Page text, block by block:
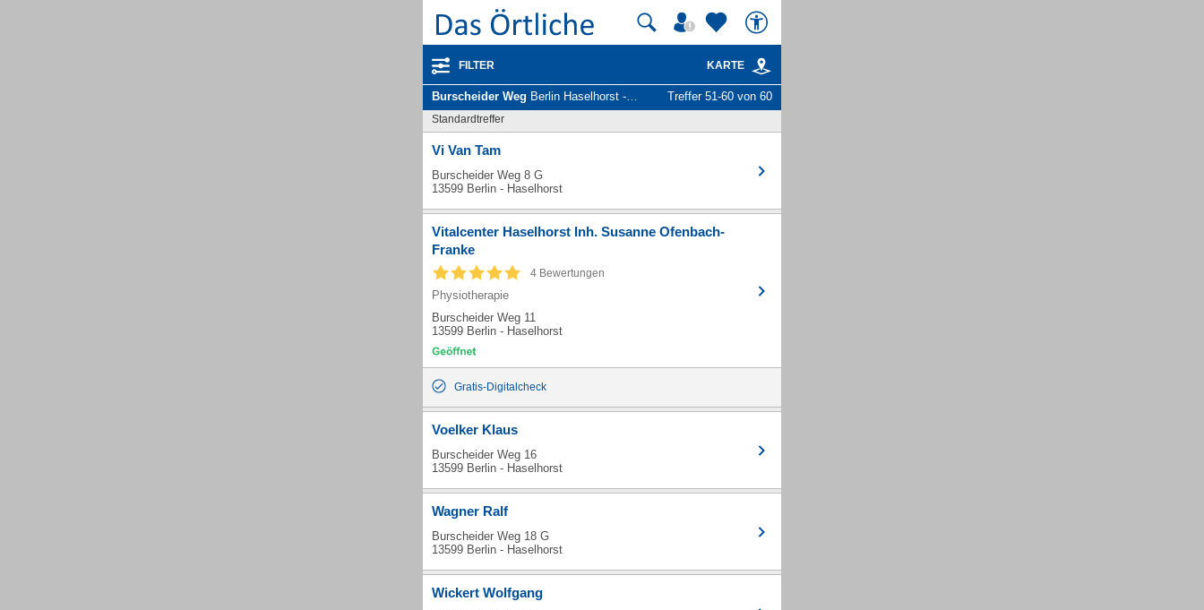
FILTER KARTE
Burscheider Weg Berlin Haselhorst - Unternehmen und Personen Treffer 51-60 von 60
Standardtreffer
Vi Van Tam
Burscheider Weg 8 G
13599 Berlin - Haselhorst
Vitalcenter Haselhorst Inh. Susanne Ofenbach-
Franke
4 Bewertungen
Physiotherapie
Burscheider Weg 11
13599 Berlin - Haselhorst
Gratis-Digitalcheck
Voelker Klaus
Burscheider Weg 16
13599 Berlin - Haselhorst
Wagner Ralf
Burscheider Weg 18 G
13599 Berlin - Haselhorst
Wickert Wolfgang